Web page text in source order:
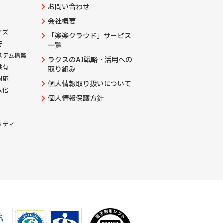
ズ
テム構築
有
応
化
ティ
お問い合わせ
会社概要
「楽楽クラウド」サービス
一覧
ラクスのAI戦略・活用への
取り組み
個人情報取り扱いについて
個人情報保護方針